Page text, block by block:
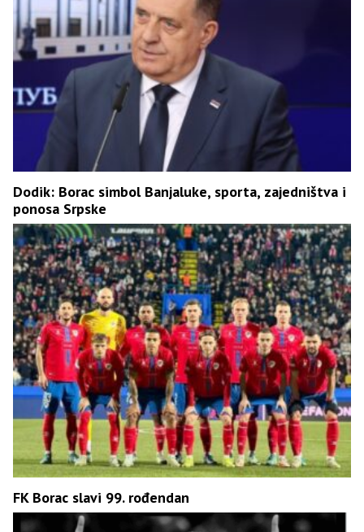
Dodik: Borac simbol Banjaluke, sporta, zajedništva i
ponosa Srpske
FK Borac slavi 99. rođendan